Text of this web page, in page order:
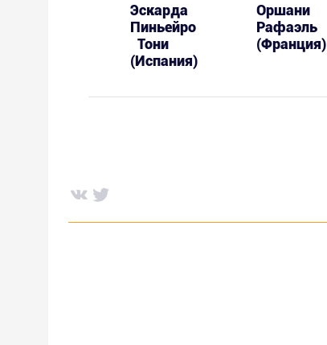
Эскарда
Пиньейро
Тони
(Испания)
Оршани
Рафаэль
(Франция)